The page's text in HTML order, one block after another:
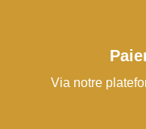
Via notre